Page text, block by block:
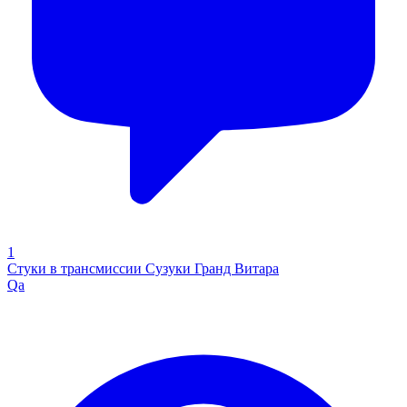
1
Стуки в трансмиссии Сузуки Гранд Витара
Qa